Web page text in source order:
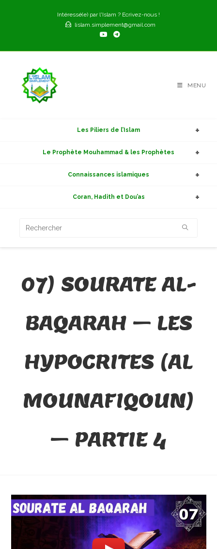
Intéressé(e) par l'Islam ? Ecrivez-nous !
lislam.simplement@gmail.com
MENU
Les Piliers de l’Islam
Le Prophète Mouhammad & les Prophètes
Connaissances islamiques
Coran, Hadith et Dou’as
07) SOURATE AL-
BAQARAH – LES
HYPOCRITES (AL
MOUNAFIQOUN)
– PARTIE 4